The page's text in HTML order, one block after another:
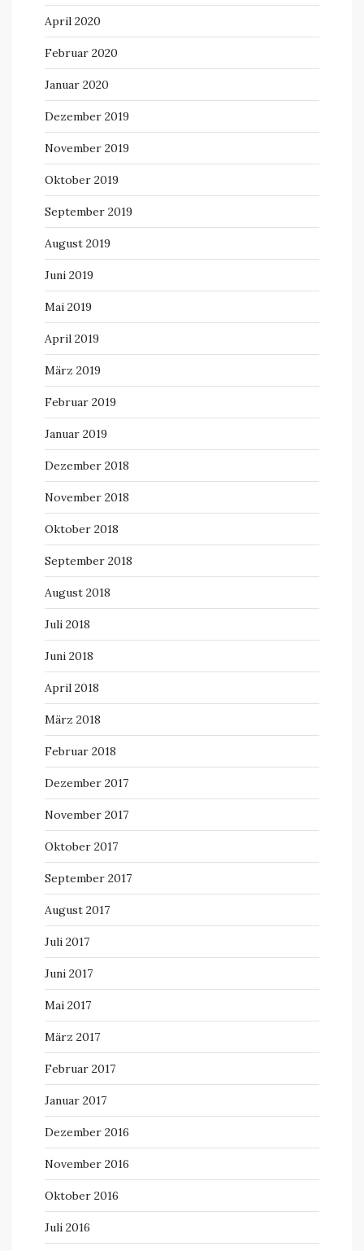
April 2020
Februar 2020
Januar 2020
Dezember 2019
November 2019
Oktober 2019
September 2019
August 2019
Juni 2019
Mai 2019
April 2019
März 2019
Februar 2019
Januar 2019
Dezember 2018
November 2018
Oktober 2018
September 2018
August 2018
Juli 2018
Juni 2018
April 2018
März 2018
Februar 2018
Dezember 2017
November 2017
Oktober 2017
September 2017
August 2017
Juli 2017
Juni 2017
Mai 2017
März 2017
Februar 2017
Januar 2017
Dezember 2016
November 2016
Oktober 2016
Juli 2016